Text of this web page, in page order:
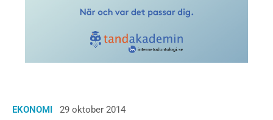
EKONOMI 29 oktober 2014